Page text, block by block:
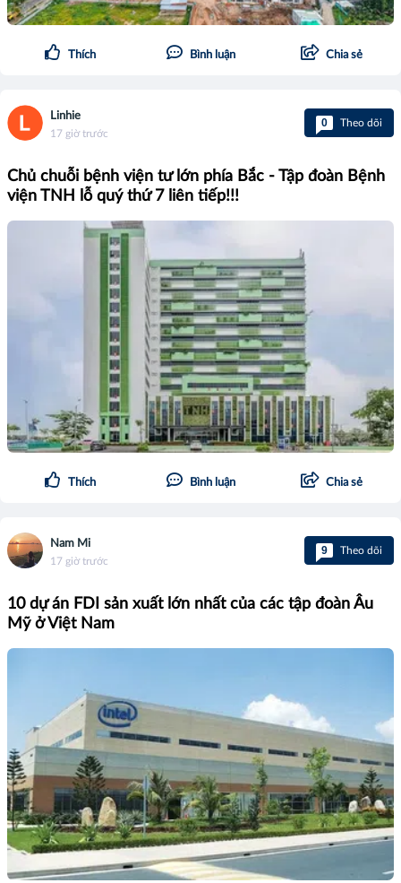
Thích Bình luận Chia sẻ
Linhie
17 giờ trước
0 Theo dõi
Chủ chuỗi bệnh viện tư lớn phía Bắc - Tập đoàn Bệnh
viện TNH lỗ quý thứ 7 liên tiếp!!!
Thích Bình luận Chia sẻ
Nam Mi
17 giờ trước
9 Theo dõi
10 dự án FDI sản xuất lớn nhất của các tập đoàn Âu
Mỹ ở Việt Nam